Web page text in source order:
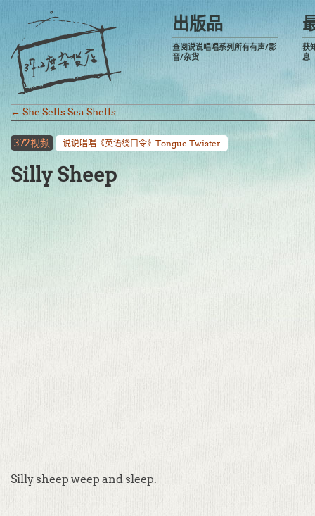
出版品
查阅说说唱唱系列所有有声/影
音/杂货
获
息
← She Sells Sea Shells
372视频 说说唱唱《英语绕口令》Tongue Twister
Silly Sheep
Silly sheep weep and sleep.